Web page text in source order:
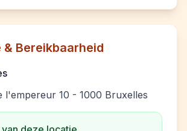
& Bereikbaarheid
l'empereur 10 - 1000 Bruxelles